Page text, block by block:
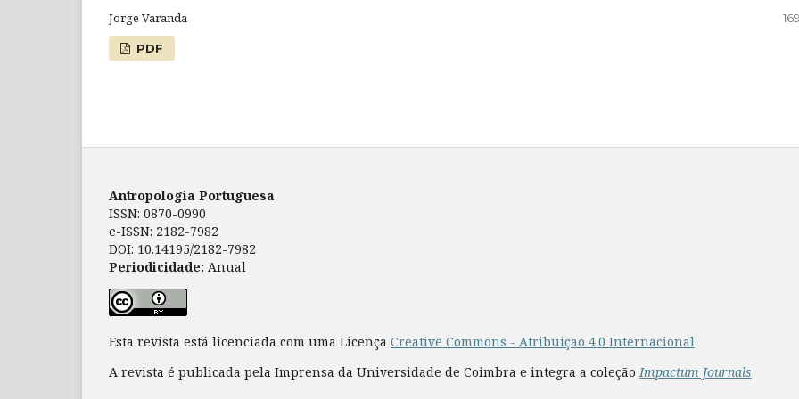
Jorge Varanda
PDF
Antropologia Portuguesa
ISSN: 0870-0990
e-ISSN: 2182-7982
DOI: 10.14195/2182-7982
Periodicidade: Anual
Esta revista está licenciada com uma Licença Creative Commons - Atribuição 4.0 Internacional
A revista é publicada pela Imprensa da Universidade de Coimbra e integra a coleçãoImpactum Journals